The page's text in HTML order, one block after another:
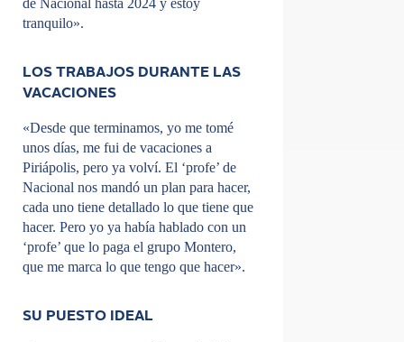
de Nacional hasta 2024 y estoy
tranquilo».
LOS TRABAJOS DURANTE LAS
VACACIONES
«Desde que terminamos, yo me tomé
unos días, me fui de vacaciones a
Piriápolis, pero ya volví. El ‘profe’ de
Nacional nos mandó un plan para hacer,
cada uno tiene detallado lo que tiene que
hacer. Pero yo ya había hablado con un
‘profe’ que lo paga el grupo Montero,
que me marca lo que tengo que hacer».
SU PUESTO IDEAL